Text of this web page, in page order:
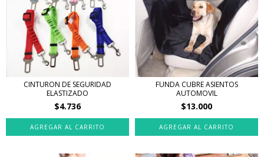
CINTURON DE SEGURIDAD
ELASTIZADO
$4.736
FUNDA CUBRE ASIENTOS
AUTOMOVIL
$13.000